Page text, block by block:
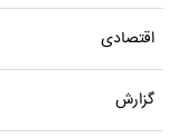
اقتصادی
گزارش